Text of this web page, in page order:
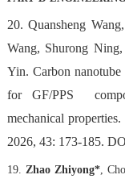
20. Quansheng
Wang, Shurong Ning,
Yin. Carbon
for GF/PPS
mechanical properties.
2026, 43: 173-185.
19. Zhao Zhiyong*,